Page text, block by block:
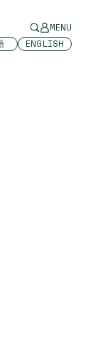
MENU
ENGLISH